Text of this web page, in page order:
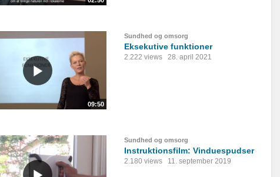
09:50
Sundhed og omsorg
Eksekutive funktioner
2.222 views 28. april 2021
Sundhed og omsorg
Instruktionsfilm: Vinduespudser
2.180 views 11. september 2019